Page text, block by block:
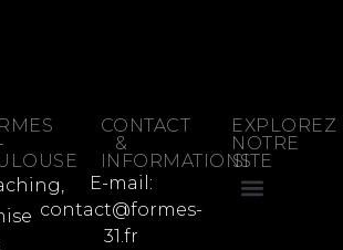
CONTACT
&
INFORMATIONS
E-mail:
contact@formes-
31.fr
EXPLOREZ
NOTRE
SITE